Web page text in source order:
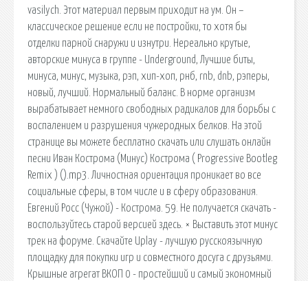
vasilych. Этот материал первым приходит на ум. Он –
классическое решение если не постройки, то хотя бы
отделки парной снаружи и изнутри. Нереально крутые,
авторские минуса в группе - Underground, Лучшие биты,
минуса, минус, музыка, рэп, хип-хоп, рнб, rnb, dnb, рэперы,
новый, лучший. Нормальный баланс. В норме организм
вырабатывает немного свободных радикалов для борьбы с
воспалением и разрушения чужеродных белков. На этой
странице вы можете бесплатно скачать или слушать онлайн
песни Иван Кострома (Минус) Кострома ( Progressive Bootleg
Remix ) ().mp3. Личностная ориентация проникает во все
социальные сферы, в том числе и в сферу образования.
Евгений Росс (Чужой) - Кострома. 59. Не получается скачать -
воспользуйтесь старой версией здесь. × Выставить этот минус
трек на форуме. Скачайте Uplay - лучшую русскоязычную
площадку для покупки игр и совместного досуга с друзьями.
Крышные агрегат ВКОП 0 - простейший и самый экономный